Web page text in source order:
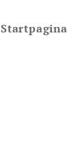
Startpagina